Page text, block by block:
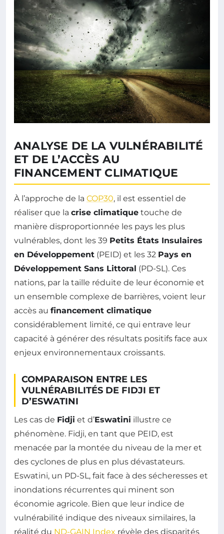
ANALYSE DE LA VULNÉRABILITÉ
ET DE L’ACCÈS AU
FINANCEMENT CLIMATIQUE
À l’approche de la COP30, il est essentiel de
réaliser que la crise climatique touche de
manière disproportionnée les pays les plus
vulnérables, dont les 39 Petits États Insulaires
en Développement (PEID) et les 32 Pays en
Développement Sans Littoral (PD-SL). Ces
nations, par la taille réduite de leur économie et
un ensemble complexe de barrières, voient leur
accès au financement climatique
considérablement limité, ce qui entrave leur
capacité à générer des résultats positifs face aux
enjeux environnementaux croissants.
COMPARAISON ENTRE LES
VULNÉRABILITÉS DE FIDJI ET
D’ESWATINI
Les cas de Fidji et d’Eswatini illustre ce
phénomène. Fidji, en tant que PEID, est
menacée par la montée du niveau de la mer et
des cyclones de plus en plus dévastateurs.
Eswatini, un PD-SL, fait face à des sécheresses et
inondations récurrentes qui minent son
économie agricole. Bien que leur indice de
vulnérabilité indique des niveaux similaires, la
réalité du ND-GAIN Index révèle des disparités